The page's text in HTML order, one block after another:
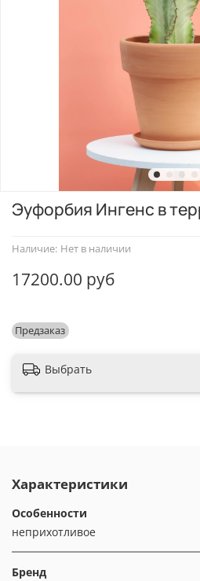
Наличие: Нет в наличии
Предзаказ
Эуфорбия Ингенс в
17200.00 руб
Выбрать
Характеристики
Особенности
неприхотливое
Бренд